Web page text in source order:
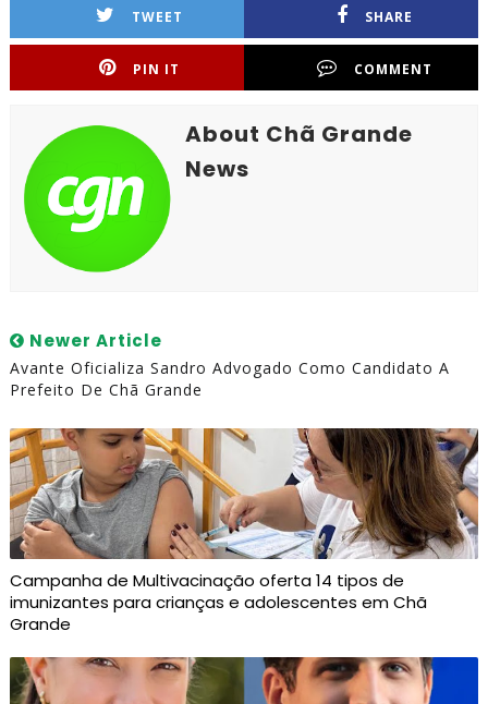
TWEET SHARE
PIN IT COMMENT
About Chã Grande
News
Newer Article
Avante Oficializa Sandro Advogado Como Candidato A
Prefeito De Chã Grande
Campanha de Multivacinação oferta 14 tipos de
imunizantes para crianças e adolescentes em Chã
Grande